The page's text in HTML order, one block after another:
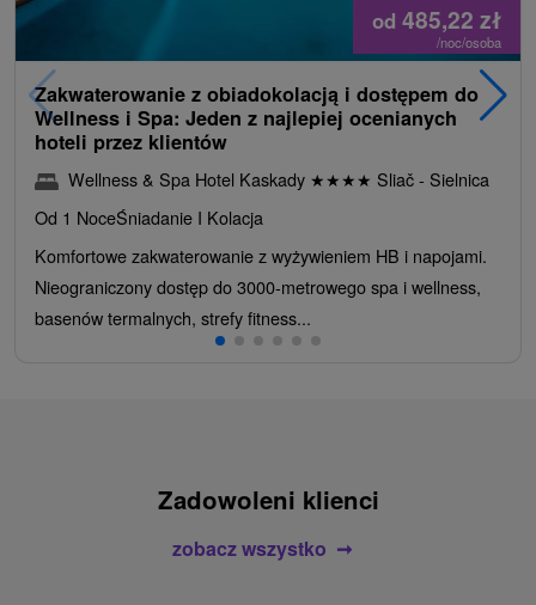
od 485,22 zł
/noc/osoba
Zakwaterowanie z obiadokolacją i dostępem do
Wellness i Spa: Jeden z najlepiej ocenianych
hoteli przez klientów
Wellness & Spa Hotel Kaskady ★★★★ Sliač - Sielnica
Od 1 NoceŚniadanie I Kolacja
Komfortowe zakwaterowanie z wyżywieniem HB i napojami.
Nieograniczony dostęp do 3000-metrowego spa i wellness,
basenów termalnych, strefy fitness...
Zadowoleni klienci
zobacz wszystko